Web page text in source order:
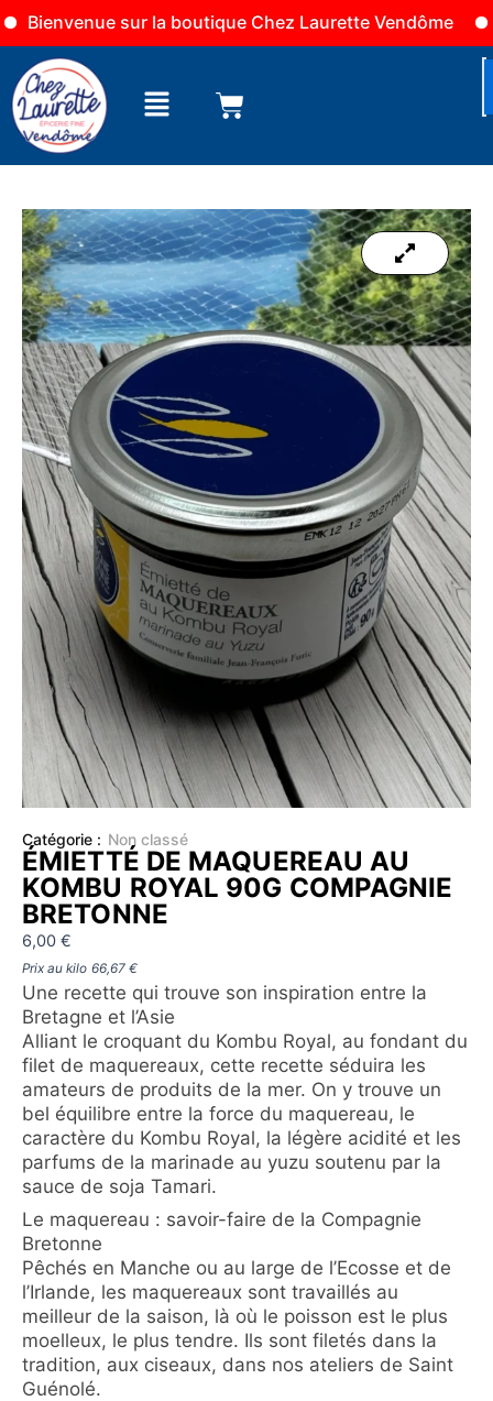
sur la boutique Chez Laurette Vendôme La
Aller
contenu
Menu
Catégorie : Non classé
ÉMIETTÉ DE MAQUEREAU AU
KOMBU ROYAL 90G COMPAGNIE
BRETONNE
6,00 €
Prix au kilo 66,67 €
Une recette qui trouve son inspiration entre la
Bretagne et l’Asie
Alliant le croquant du Kombu Royal, au fondant du
filet de maquereaux, cette recette séduira les
amateurs de produits de la mer. On y trouve un
bel équilibre entre la force du maquereau, le
caractère du Kombu Royal, la légère acidité et les
parfums de la marinade au yuzu soutenu par la
sauce de soja Tamari.
Le maquereau : savoir-faire de la Compagnie
Bretonne
Pêchés en Manche ou au large de l’Ecosse et de
l’Irlande, les maquereaux sont travaillés au
meilleur de la saison, là où le poisson est le plus
moelleux, le plus tendre. Ils sont filetés dans la
tradition, aux ciseaux, dans nos ateliers de Saint
Guénolé.